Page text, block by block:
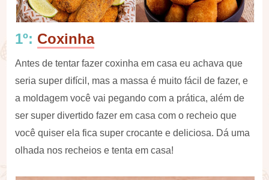
1º: Coxinha
Antes de tentar fazer coxinha em casa eu achava que
seria super difícil, mas a massa é muito fácil de fazer, e
a moldagem você vai pegando com a prática, além de
ser super divertido fazer em casa com o recheio que
você quiser ela fica super crocante e deliciosa. Dá uma
olhada nos recheios e tenta em casa!